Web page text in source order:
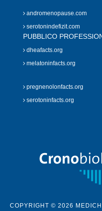
andromenopause.com
serotonindefizit.com
PUBBLICO
dheafacts.org
melatoninfacts.org
pregnenolonfacts.org
serotoninfacts.org
COPYRIGHT © 2026